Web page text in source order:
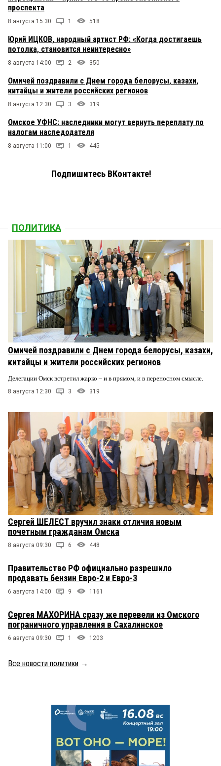
проспекта
8 августа 15:30 1 518
Юрий ИЦКОВ, народный артист РФ: «Когда достигаешь
потолка, становится неинтересно»
8 августа 14:00 2 350
Омичей поздравили с Днем города белорусы, казахи,
китайцы и жители российских регионов
8 августа 12:30 3 319
Омское УФНС: наследники могут вернуть переплату по
налогам наследодателя
8 августа 11:00 1 445
Подпишитесь ВКонтакте!
ПОЛИТИКА
Омичей поздравили с Днем города белорусы, казахи,
китайцы и жители российских регионов
Делегации Омск встретил жарко – и в прямом, и в переносном смысле.
8 августа 12:30 3 319
Сергей ШЕЛЕСТ вручил знаки отличия новым
почетным гражданам Омска
8 августа 09:30 6 448
Правительство РФ официально разрешило
продавать бензин Евро-2 и Евро-3
6 августа 14:00 9 1161
Сергея МАХОРИНА сразу же перевели из Омского
пограничного управления в Сахалинское
6 августа 09:30 1 1203
Все новости политики →